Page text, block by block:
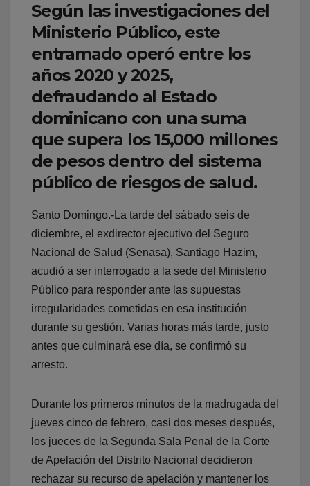
Según las investigaciones del
Ministerio Público, este
entramado operó entre los
años 2020 y 2025,
defraudando al Estado
dominicano con una suma
que supera los 15,000 millones
de pesos dentro del sistema
público de riesgos de salud.
Santo Domingo.-La tarde del sábado seis de
diciembre, el exdirector ejecutivo del Seguro
Nacional de Salud (Senasa), Santiago Hazim,
acudió a ser interrogado a la sede del Ministerio
Público para responder ante las supuestas
irregularidades cometidas en esa institución
durante su gestión. Varias horas más tarde, justo
antes que culminará ese día, se confirmó su
arresto.
Durante los primeros minutos de la madrugada del
jueves cinco de febrero, casi dos meses después,
los jueces de la Segunda Sala Penal de la Corte
de Apelación del Distrito Nacional decidieron
rechazar su recurso de apelación y mantener los